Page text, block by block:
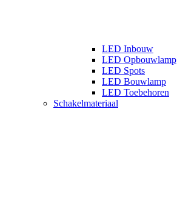
LED Inbouw
LED Opbouwlamp
LED Spots
LED Bouwlamp
LED Toebehoren
Schakelmateriaal